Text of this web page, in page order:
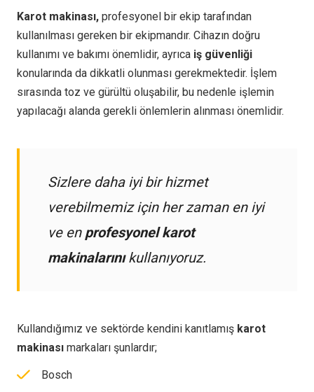
Karot makinası, profesyonel bir ekip tarafından
kullanılması gereken bir ekipmandır. Cihazın doğru
kullanımı ve bakımı önemlidir, ayrıca iş güvenliği
konularında da dikkatli olunması gerekmektedir. İşlem
sırasında toz ve gürültü oluşabilir, bu nedenle işlemin
yapılacağı alanda gerekli önlemlerin alınması önemlidir.
Sizlere daha iyi bir hizmet
verebilmemiz için her zaman en iyi
ve en profesyonel karot
makinalarınıkullanıyoruz.
Kullandığımız ve sektörde kendini kanıtlamış karot
makinası markaları şunlardır;
Bosch